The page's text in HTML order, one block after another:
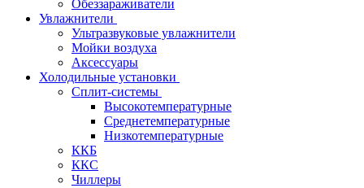
Обеззараживатели
Увлажнители
Ультразвуковые увлажнители
Мойки воздуха
Аксессуары
Холодильные установки
Сплит-системы
Высокотемпературные
Среднетемпературные
Низкотемпературные
ККБ
ККС
Чиллеры